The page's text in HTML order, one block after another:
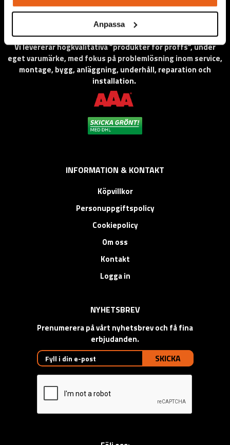
Anpassa
Vi levererar högkvalitativa ”produkter för proffs”, under
eget varumärke, med fokus på problemlösning inom service,
montage, bygg, anläggning, underhåll, reparation och
installation.
INFORMATION & KONTAKT
Köpvillkor
Personuppgiftspolicy
Cookiepolicy
Om oss
Kontakt
Logga in
NYHETSBREV
Prenumerera på vårt nyhetsbrev och få fina
erbjudanden.
SKICKA